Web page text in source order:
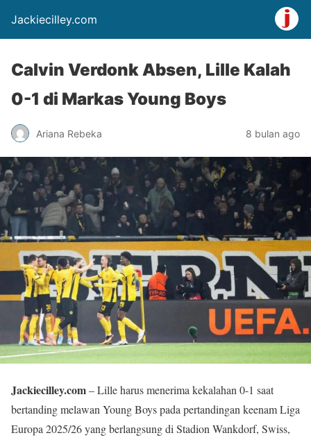
Jackiecilley.com
Calvin Verdonk Absen, Lille Kalah
0-1 di Markas Young Boys
Ariana Rebeka 8 bulan ago
Jackiecilley.com– Lille harus menerima kekalahan 0-1 saat
bertanding melawan Young Boys pada pertandingan keenam Liga
Europa 2025/26 yang berlangsung di Stadion Wankdorf, Swiss,